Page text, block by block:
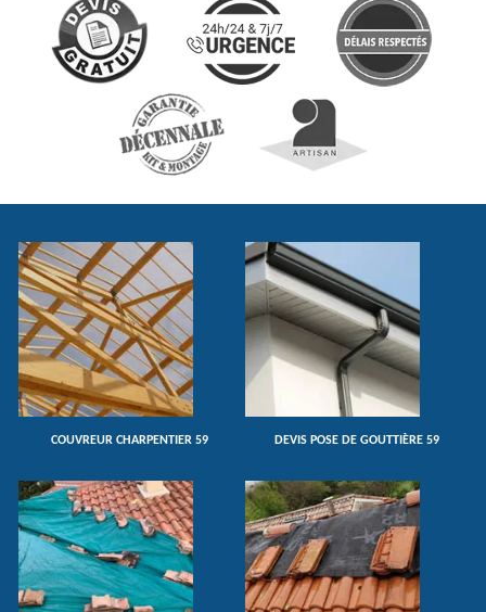
COUVREUR CHARPENTIER 59 DEVIS POSE DE GOUTTIÈRE 59